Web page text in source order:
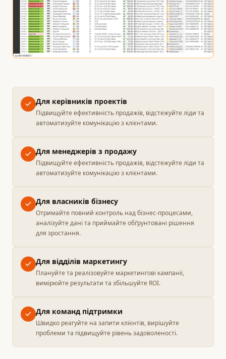
Для керівників проектів
Підвищуйте ефективність продажів, відстежуйте ліди та
автоматизуйте комунікацію з клієнтами.
Для менеджерів з продажу
Підвищуйте ефективність продажів, відстежуйте ліди та
автоматизуйте комунікацію з клієнтами.
Для власників бізнесу
Отримайте повний контроль над бізнес-процесами,
аналізуйте дані та приймайте обґрунтовані рішення
для зростання.
Для відділів маркетингу
Плануйте та реалізовуйте маркетингові кампанії,
вимірюйте результати та збільшуйте ROI.
Для команд підтримки
Швидко реагуйте на запити клієнтів, вирішуйте
проблеми та підвищуйте рівень задоволеності.